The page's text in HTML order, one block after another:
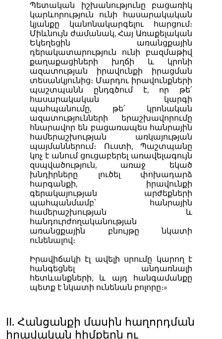
Պետական իշխանությունը բացառիկ
կարևորություն ունի հասարակական
կյանքը կանոնակարգելու հարցում։
Միևնույն ժամանակ, Հայ Առաքելական
Եկեղեցին առանցքային
դերակատարություն ունի բազմաթիվ
քաղաքացիների խղճի և կրոնի
ազատության իրավունքի իրացման
տեսանկյունից։ Մարդու իրավունքների
պաշտպանն ընդգծում է, որ թե՛
հասարակական կարգի
պահպանումը, թե՛ կրոնական
ազատությունների երաշխավորումը
հնարավոր են բացառապես հանրային
համերաշխության առկայության
պայմաններում։ Ուստի, Պաշտպանը
կոչ է անում ցուցաբերել առավելագույն
զսպվածություն, առաջ եկած
խնդիրները լուծել փոխադարձ
հարգանքի, իրավունքի
գերակայության արժեքների
պահպանմամբ՝ հանրային
համերաշխության և
հանդուրժողականության
առանցքային բնույթը նկատի
ունենալով։
Իրավիճակի էլ ավելի սրումը կարող է
հանգեցնել անդառնալի
հետևանքների, և այդ հանգամանքը
պետք է նկատի ունենան բոլորը։»
II. Հանցանքի մասին հաղորդման
իրավական հիմքերն ու